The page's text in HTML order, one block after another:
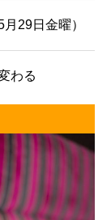
29日金曜）
わる